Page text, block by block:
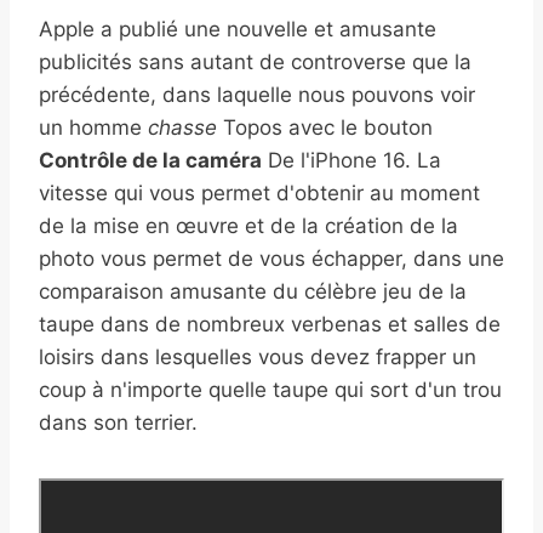
Apple a publié une nouvelle et amusante
publicités sans autant de controverse que la
précédente, dans laquelle nous pouvons voir
un homme chasse Topos avec le bouton
Contrôle de la caméra De l'iPhone 16. La
vitesse qui vous permet d'obtenir au moment
de la mise en œuvre et de la création de la
photo vous permet de vous échapper, dans une
comparaison amusante du célèbre jeu de la
taupe dans de nombreux verbenas et salles de
loisirs dans lesquelles vous devez frapper un
coup à n'importe quelle taupe qui sort d'un trou
dans son terrier.